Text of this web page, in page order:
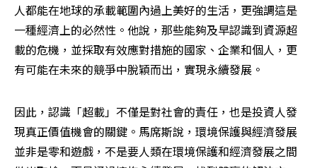
人都能在地球的承載範圍內過上美好的生活，更強調這是
一種經濟上的必然性。他說，那些能夠及早認識到資源超
載的危機，並採取有效應對措施的國家、企業和個人，更
有可能在未來的競爭中脫穎而出，實現永續發展。
因此，認識「超載」不僅是對社會的責任，也是投資人發
現真正價值機會的關鍵。馬席斯說，環境保護與經濟發展
並非是零和遊戲，不是要人類在環境保護和經濟發展之間